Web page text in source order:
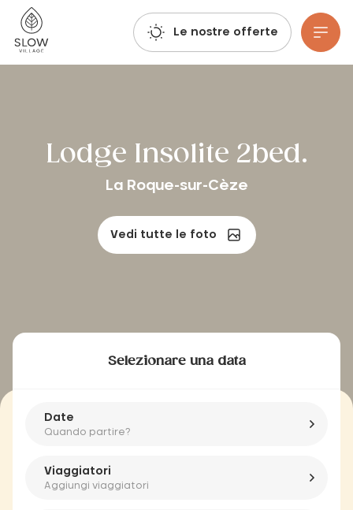
Respirate, immaginate, prenotate: le prenotazioni per l'estate 2027 sono già aperte!
Le nostre offerte
Lodge Insolite 2bed.
La Roque-sur-Cèze
Vedi tutte le foto
Selezionare una data
Date
Quando partire?
Viaggiatori
Aggiungi viaggiatori